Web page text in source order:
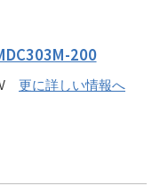
200
更に詳しい情報へ